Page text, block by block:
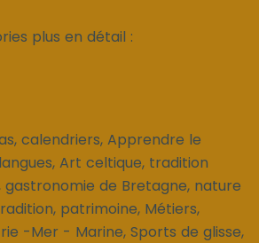
plus en détail :
calendriers, Apprendre le
Art celtique, tradition
gastronomie de Bretagne, nature
patrimoine, Métiers,
-Mer - Marine, Sports de glisse,